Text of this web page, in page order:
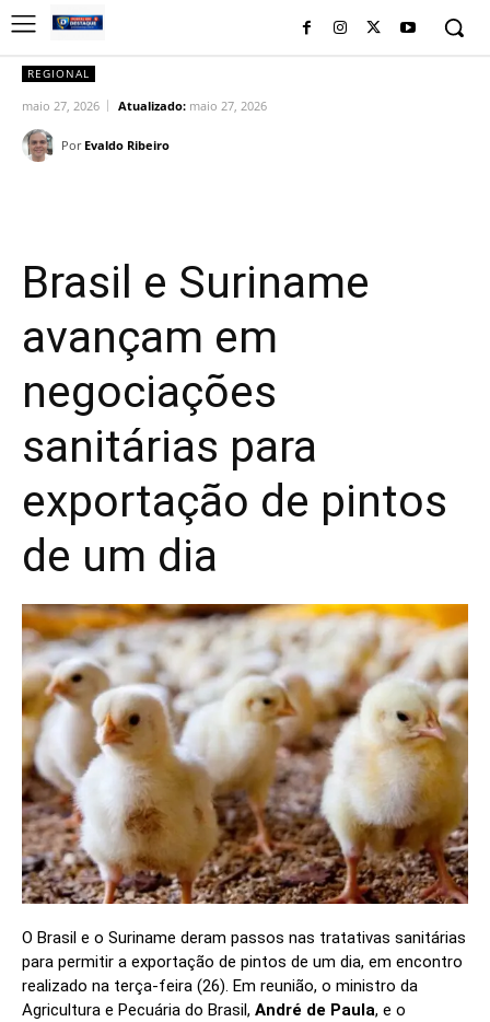
REGIONAL
maio 27, 2026 Atualizado: maio 27, 2026
Por Evaldo Ribeiro
Brasil e Suriname
avançam em
negociações
sanitárias para
exportação de pintos
de um dia
O Brasil e o Suriname deram passos nas tratativas sanitárias
para permitir a exportação de pintos de um dia, em encontro
realizado na terça-feira (26). Em reunião, o ministro da
Agricultura e Pecuária do Brasil, André de Paula, e o